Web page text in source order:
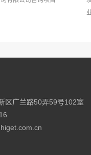
区广兰路50弄59号102室